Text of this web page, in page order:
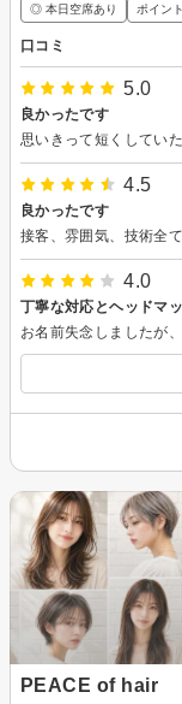
◎ 本日空席あり ポイン
口コミ
5.0
良かったです
4.5
良かったです
接客、雰囲気、技術全
4.0
丁寧な対応とヘッドマ
PEACE of hair